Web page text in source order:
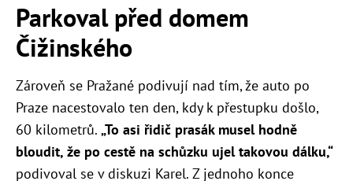
Parkoval před domem
Čižinského
Zároveň se Pražané podivují nad tím, že auto po
Praze nacestovalo ten den, kdy k přestupku došlo,
60 kilometrů. „To asi řidič prasák musel hodně
bloudit, že po cestě na schůzku ujel takovou dálku,“
podivoval se v diskuzi Karel. Z jednoho konce